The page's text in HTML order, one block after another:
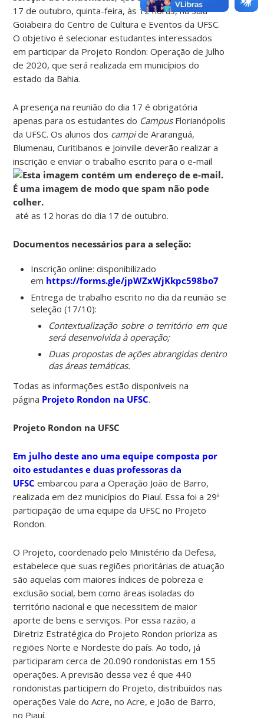
17 de outubro, quinta-feira, às 12 horas, na Sala
Goiabeira do Centro de Cultura e Eventos da UFSC.
O objetivo é selecionar estudantes interessados
em participar da Projeto Rondon: Operação de Julho
de 2020, que será realizada em municípios do
estado da Bahia.
A presença na reunião do dia 17 é obrigatória
apenas para os estudantes do CampusFlorianópolis
da UFSC. Os alunos dos campide Araranguá,
Blumenau, Curitibanos e Joinville deverão realizar a
inscrição e enviar o trabalho escrito para o e-mail
até as 12 horas do dia 17 de outubro.
Documentos necessários para a seleção:
Inscrição online: disponibilizado
em https://forms.gle/jpWZxWjKkpc598bo7
Entrega de trabalho escrito no dia da reunião se
seleção (17/10):
Contextualização sobre o território em que
será desenvolvida à operação;
Duas propostas de ações abrangidas dentro
das áreas temáticas.
Todas as informações estão disponíveis na
página Projeto Rondon na UFSC.
Projeto Rondon na UFSC
Em julho deste ano uma equipe composta por
oito estudantes e duas professoras da
UFSC embarcou para a Operação João de Barro,
realizada em dez municípios do Piauí. Essa foi a 29ª
participação de uma equipe da UFSC no Projeto
Rondon.
O Projeto, coordenado pelo Ministério da Defesa,
estabelece que suas regiões prioritárias de atuação
são aquelas com maiores índices de pobreza e
exclusão social, bem como áreas isoladas do
território nacional e que necessitem de maior
aporte de bens e serviços. Por essa razão, a
Diretriz Estratégica do Projeto Rondon prioriza as
regiões Norte e Nordeste do país. Ao todo, já
participaram cerca de 20.090 rondonistas em 155
operações. A previsão dessa vez é que 440
rondonistas participem do Projeto, distribuídos nas
operações Vale do Acre, no Acre, e João de Barro,
no Piauí.